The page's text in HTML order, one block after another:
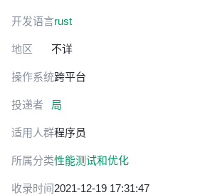
开发语言rust
地区 不详
操作系统跨平台
投递者 局
适用人群程序员
所属分类性能测试和优化
收录时间2021-12-19 17:31:47